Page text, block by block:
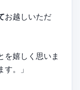
お越しいただ
を嬉しく思いま
。」